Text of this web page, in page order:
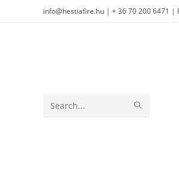
info@hestiafire.hu | + 36 70 200 6471 |
Search